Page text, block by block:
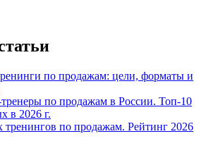
по продажам: цели, форматы и
по продажам в России. Топ-10
в 2026 г.
по продажам. Рейтинг 2026